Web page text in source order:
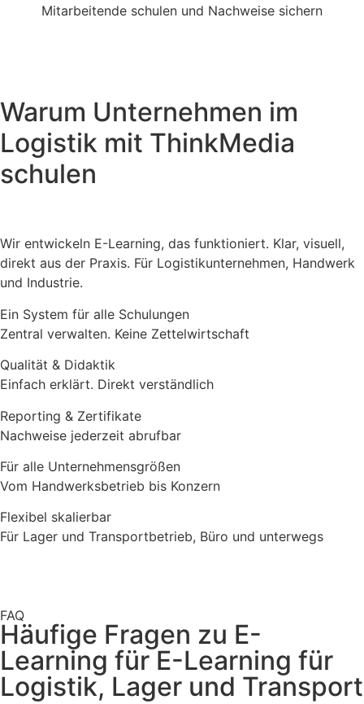
Mitarbeitende schulen und Nachweise sichern
Warum Unternehmen im
Logistik mit ThinkMedia
schulen
Wir entwickeln E-Learning, das funktioniert. Klar, visuell,
direkt aus der Praxis. Für Logistikunternehmen, Handwerk
und Industrie.
Ein System für alle Schulungen
Zentral verwalten. Keine Zettelwirtschaft
Qualität & Didaktik
Einfach erklärt. Direkt verständlich
Reporting & Zertifikate
Nachweise jederzeit abrufbar
Für alle Unternehmensgrößen
Vom Handwerksbetrieb bis Konzern
Flexibel skalierbar
Für Lager und Transportbetrieb, Büro und unterwegs
FAQ
Häufige Fragen zu E-
Learning für E-Learning für
Logistik, Lager und Transport